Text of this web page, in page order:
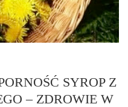
SYROP Z
– ZDROWIE W